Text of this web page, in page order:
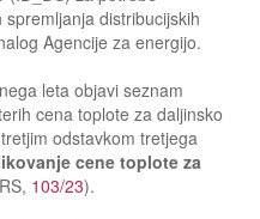
distribucijskih
Agencije za energijo.
leta objavi seznam
cena toplote za daljinsko
odstavkom tretjega
cene toplote za
103/23).